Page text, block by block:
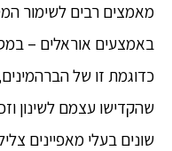
מאמצים רבים לשימור
באמצעים אוראלים –
כדוגמת זו של
שהקדישו עצמם לשינון
שונים בעלי מאפיינים